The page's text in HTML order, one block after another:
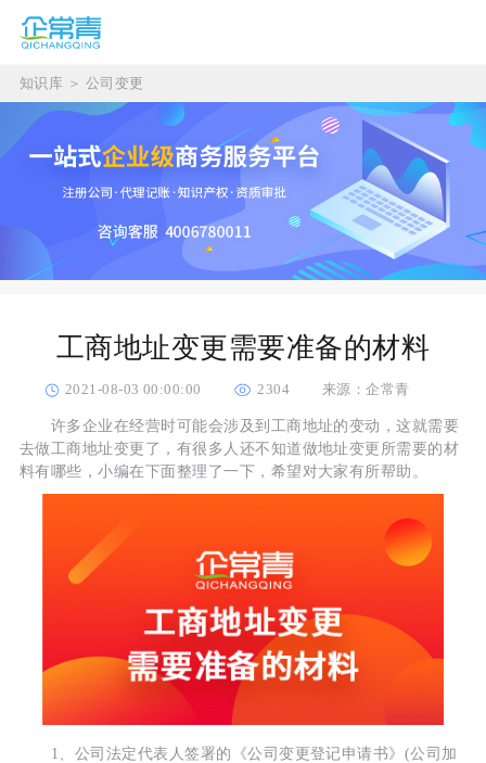
知识库 ＞ 公司变更
工商地址变更需要准备的材料
2021-08-03 00:00:00 2304 来源：企常青
许多企业在经营时可能会涉及到工商地址的变动，这就需要
去做工商地址变更了，有很多人还不知道做地址变更所需要的材
料有哪些，小编在下面整理了一下，希望对大家有所帮助。
1、公司法定代表人签署的《公司变更登记申请书》(公司加